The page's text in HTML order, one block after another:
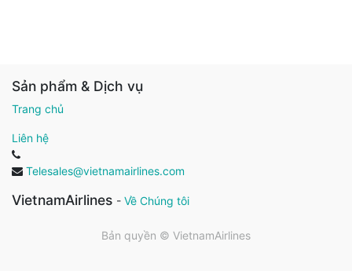
Sản phẩm & Dịch vụ
Trang chủ
Liên hệ
Telesales@vietnamairlines.com
VietnamAirlines - Về Chúng tôi
Bản quyền © VietnamAirlines